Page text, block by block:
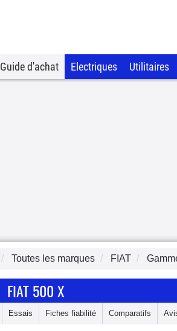
Guide d'achat Electriques Utilitaires
Toutes les marques FIAT
FIAT 500 X
Essais Fiches fiabilité Comparatifs